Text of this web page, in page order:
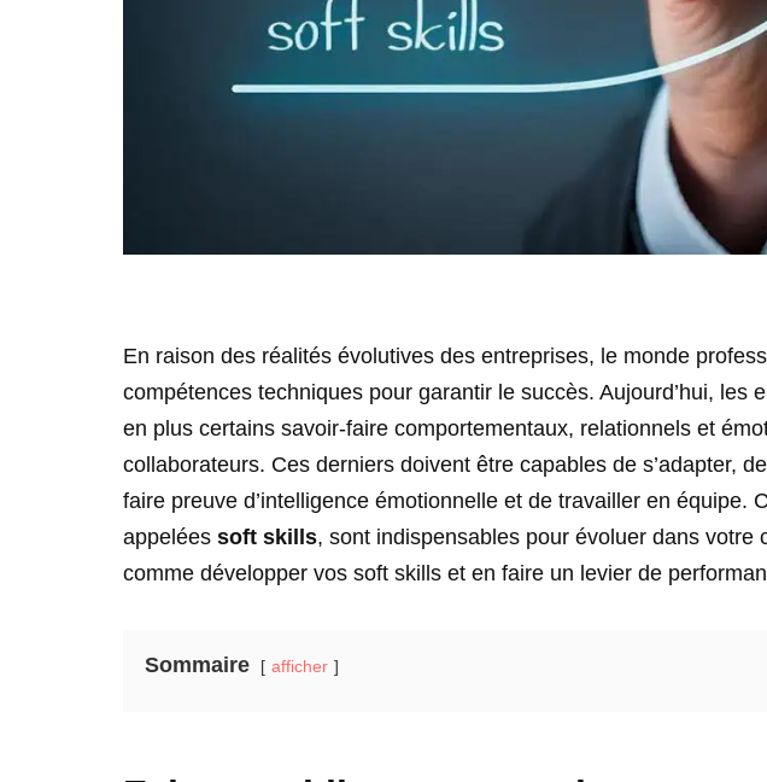
En raison des réalités évolutives des entreprises, le monde
compétences techniques pour garantir le succès. Aujourd’hui, les
en plus certains savoir-faire comportementaux, relationnels et
collaborateurs. Ces derniers doivent être capables de s’adapter,
faire preuve d’intelligence émotionnelle et de travailler en équipe.
appelées soft skills, sont indispensables pour évoluer dans votre
comme développer vos soft skills et en faire un levier de
Sommaire afficher